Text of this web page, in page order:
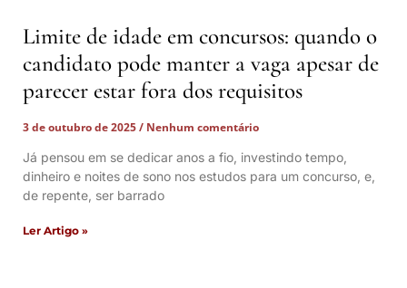
Limite de idade em concursos: quando o
candidato pode manter a vaga apesar de
parecer estar fora dos requisitos
3 de outubro de 2025
Nenhum comentário
Já pensou em se dedicar anos a fio, investindo tempo,
dinheiro e noites de sono nos estudos para um concurso, e,
de repente, ser barrado
Ler Artigo »